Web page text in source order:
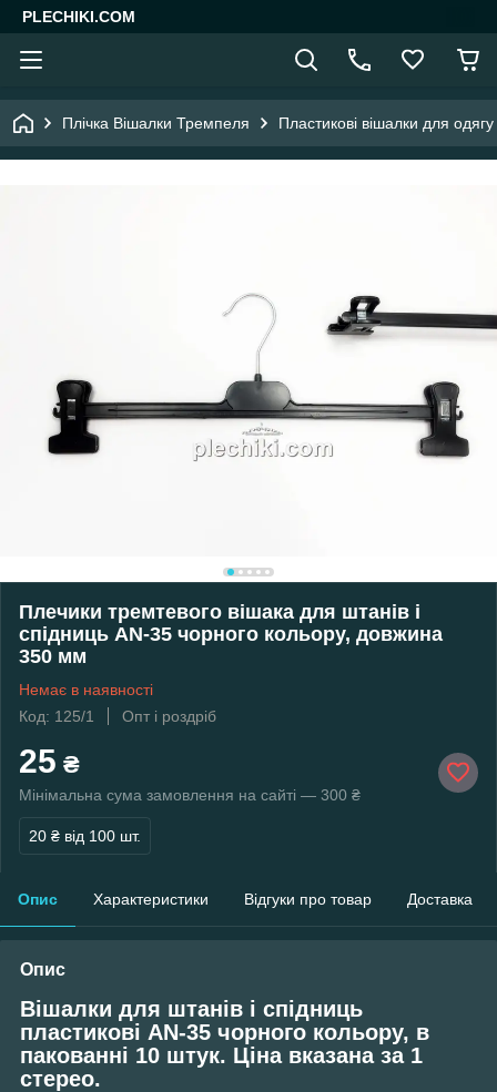
PLECHIKI.COM
Плічка Вішалки Тремпеля Пластикові вішалки для одягу
Плечики тремтевого вішака для штанів і
спідниць AN-35 чорного кольору, довжина
350 мм
Немає в наявності
Код: 125/1
Опт і роздріб
25 ₴
Мінімальна сума замовлення на сайті — 300 ₴
20 ₴ від 100 шт.
Опис Характеристики Відгуки про товар Доставка
Опис
Вішалки для штанів і спідниць
пластикові AN-35 чорного кольору, в
пакованні 10 штук. Ціна вказана за 1
стерео.